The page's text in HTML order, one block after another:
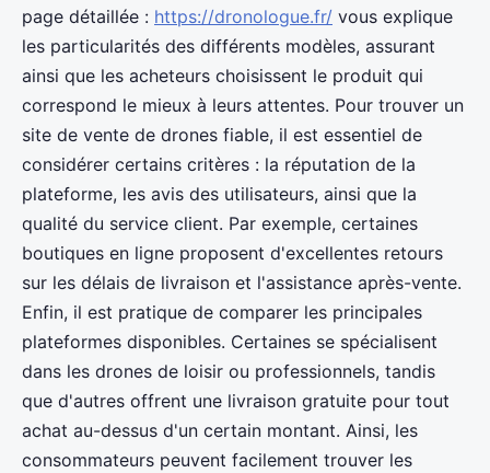
page détaillée : https://dronologue.fr/ vous explique
les particularités des différents modèles, assurant
ainsi que les acheteurs choisissent le produit qui
correspond le mieux à leurs attentes. Pour trouver un
site de vente de drones fiable, il est essentiel de
considérer certains critères : la réputation de la
plateforme, les avis des utilisateurs, ainsi que la
qualité du service client. Par exemple, certaines
boutiques en ligne proposent d'excellentes retours
sur les délais de livraison et l'assistance après-vente.
Enfin, il est pratique de comparer les principales
plateformes disponibles. Certaines se spécialisent
dans les drones de loisir ou professionnels, tandis
que d'autres offrent une livraison gratuite pour tout
achat au-dessus d'un certain montant. Ainsi, les
consommateurs peuvent facilement trouver les